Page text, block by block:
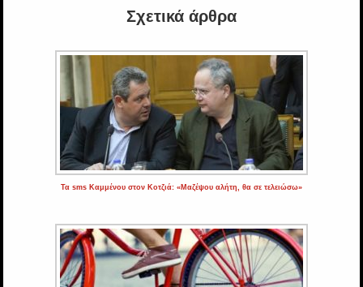
Σχετικά άρθρα
Τα sms Καμμένου στον Κοτζιά: «Μαζέψου αλήτη, θα σε τελειώσω»